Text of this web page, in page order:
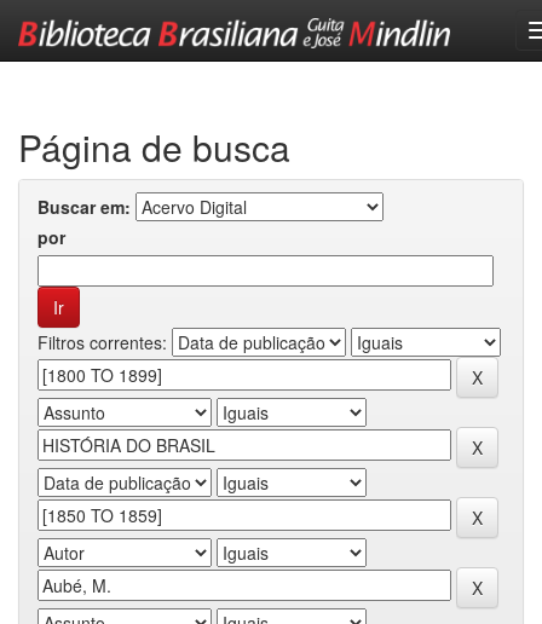
Página de busca
Buscar em:
por
Filtros correntes: